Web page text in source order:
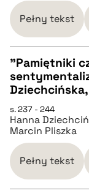
pobierz cytat
Pełny tekst
CZYSTY TEKST
pobierz cytat
BIBTEX
"Pamiętniki
s. 237 - 244
Hanna
Marcin Pliszka
Pełny tekst